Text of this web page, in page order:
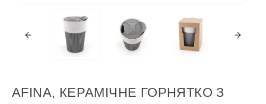
AFINA, КЕРАМІЧНЕ ГОРНЯТКО З